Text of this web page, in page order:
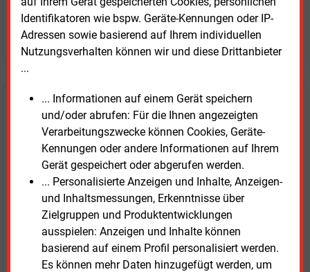
Identifikatoren wie bspw. Geräte-Kennungen oder IP-
Adressen sowie basierend auf Ihrem individuellen
Nutzungsverhalten können wir und diese Drittanbieter
...
... Informationen auf einem Gerät speichern
und/oder abrufen: Für die Ihnen angezeigten
Verarbeitungszwecke können Cookies, Geräte-
Kennungen oder andere Informationen auf Ihrem
Gerät gespeichert oder abgerufen werden.
... Personalisierte Anzeigen und Inhalte, Anzeigen-
und Inhaltsmessungen, Erkenntnisse über
Zielgruppen und Produktentwicklungen
ausspielen: Anzeigen und Inhalte können
basierend auf einem Profil personalisiert werden.
Es können mehr Daten hinzugefügt werden, um
JETZT ARTIKEL KAUFEN
Testen SieE&M
kostenlos und
unverbindlich
Zwei Wochen kostenfreier Zugang
Zugang auf stündlich aktualisierte Nachrichten mit
Prognose- und Marktdaten
+ einmal täglich E&M daily
+ zwei Ausgaben der Zeitung E&M
ohne automatische Verlängerung
JETZT KOSTENLOS TESTEN